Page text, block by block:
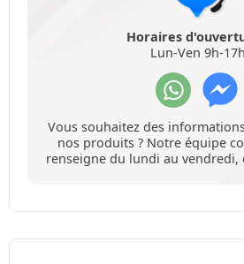
Horaires
Lun-Ven 9h-17h
Vous souhaitez des
nos produits ? Notre équipe
renseigne du lundi au vendredi,